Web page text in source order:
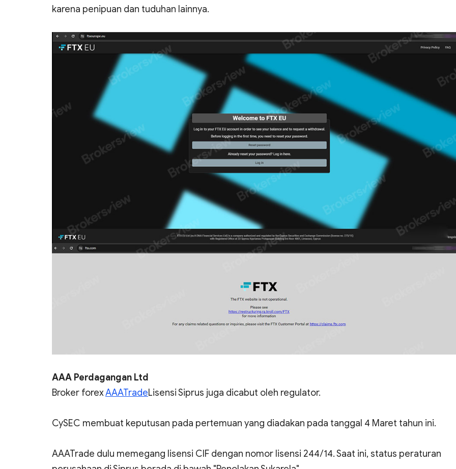
karena penipuan dan tuduhan lainnya.
AAA Perdagangan Ltd
Broker forexAAATradeLisensi Siprus juga dicabut oleh regulator.
CySEC membuat keputusan pada pertemuan yang diadakan pada tanggal 4 Maret tahun ini.
AAATrade dulu memegang lisensi CIF dengan nomor lisensi 244/14. Saat ini, status peraturan